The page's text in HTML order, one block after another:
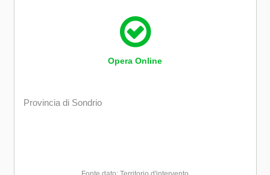
Opera Online
Provincia di Sondrio